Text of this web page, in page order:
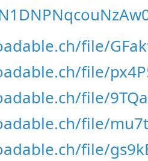
file/
file/
file/
file/
file/